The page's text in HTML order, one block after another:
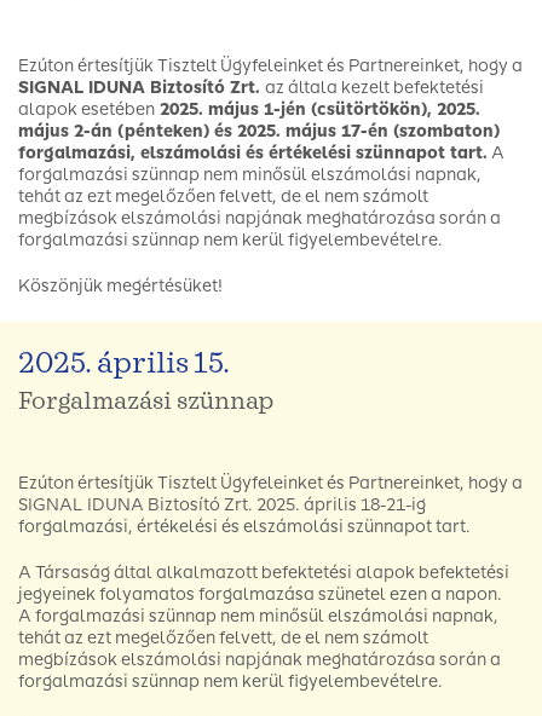
Ezúton értesítjük Tisztelt Ügyfeleinket és Partnereinket, hogy a
SIGNAL IDUNA Biztosító Zrt. az általa kezelt befektetési
alapok esetében 2025. május 1-jén (csütörtökön), 2025.
május 2-án (pénteken) és 2025. május 17-én (szombaton)
forgalmazási, elszámolási és értékelési szünnapot tart. A
forgalmazási szünnap nem minősül elszámolási napnak,
tehát az ezt megelőzően felvett, de el nem számolt
megbízások elszámolási napjának meghatározása során a
forgalmazási szünnap nem kerül figyelembevételre.
Köszönjük megértésüket!
2025. április 15.
Forgalmazási szünnap
Ezúton értesítjük Tisztelt Ügyfeleinket és Partnereinket, hogy a
SIGNAL IDUNA Biztosító Zrt. 2025. április 18-21-ig
forgalmazási, értékelési és elszámolási szünnapot tart.
A Társaság által alkalmazott befektetési alapok befektetési
jegyeinek folyamatos forgalmazása szünetel ezen a napon.
A forgalmazási szünnap nem minősül elszámolási napnak,
tehát az ezt megelőzően felvett, de el nem számolt
megbízások elszámolási napjának meghatározása során a
forgalmazási szünnap nem kerül figyelembevételre.